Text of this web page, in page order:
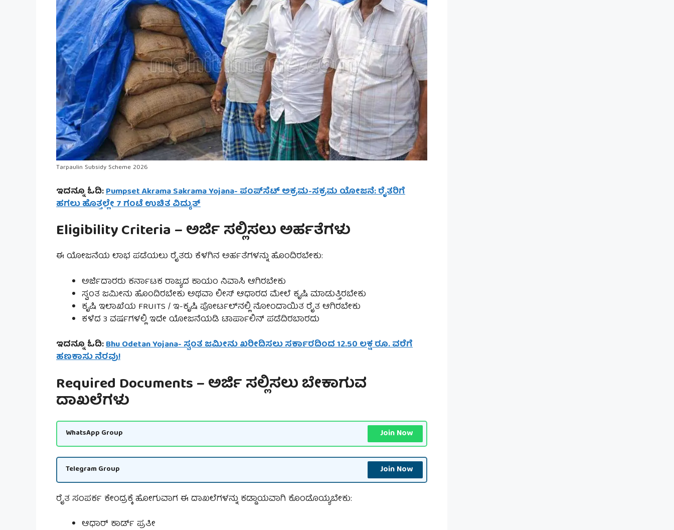
Tarpaulin Subsidy Scheme 2026
ಇದನ್ನೂ ಓದಿ:Pumpset Akrama Sakrama Yojana- ಪಂಪ್‌ಸೆಟ್ ಅಕ್ರಮ-ಸಕ್ರಮ ಯೋಜನೆ: ರೈತರಿಗೆ
ಹಗಲು ಹೊತ್ತಲ್ಲೇ 7 ಗಂಟೆ ಉಚಿತ ವಿದ್ಯುತ್
Eligibility Criteria – ಅರ್ಜಿ ಸಲ್ಲಿಸಲು ಅರ್ಹತೆಗಳು
ಈ ಯೋಜನೆಯ ಲಾಭ ಪಡೆಯಲು ರೈತರು ಕೆಳಗಿನ ಅರ್ಹತೆಗಳನ್ನು ಹೊಂದಿರಬೇಕು:
ಅರ್ಜಿದಾರರು ಕರ್ನಾಟಕ ರಾಜ್ಯದ ಕಾಯಂ ನಿವಾಸಿ ಆಗಿರಬೇಕು
ಸ್ವಂತ ಜಮೀನು ಹೊಂದಿರಬೇಕು ಅಥವಾ ಲೀಸ್ ಆಧಾರದ ಮೇಲೆ ಕೃಷಿ ಮಾಡುತ್ತಿರಬೇಕು
ಕೃಷಿ ಇಲಾಖೆಯ FRUITS / ಇ-ಕೃಷಿ ಪೋರ್ಟಲ್‌ನಲ್ಲಿ ನೋಂದಾಯಿತ ರೈತ ಆಗಿರಬೇಕು
ಕಳೆದ 3 ವರ್ಷಗಳಲ್ಲಿ ಇದೇ ಯೋಜನೆಯಡಿ ಟಾರ್ಪಾಲಿನ್ ಪಡೆದಿರಬಾರದು
ಇದನ್ನೂ ಓದಿ:Bhu Odetan Yojana- ಸ್ವಂತ ಜಮೀನು ಖರೀದಿಸಲು ಸರ್ಕಾರದಿಂದ 12.50 ಲಕ್ಷ ರೂ. ವರೆಗೆ
ಹಣಕಾಸು ನೆರವು!
Required Documents – ಅರ್ಜಿ ಸಲ್ಲಿಸಲು ಬೇಕಾಗುವ
ದಾಖಲೆಗಳು
WhatsApp Group Join Now
Telegram Group Join Now
ರೈತ ಸಂಪರ್ಕ ಕೇಂದ್ರಕ್ಕೆ ಹೋಗುವಾಗ ಈ ದಾಖಲೆಗಳನ್ನು ಕಡ್ಡಾಯವಾಗಿ ಕೊಂಡೊಯ್ಯಬೇಕು:
ಆಧಾರ್ ಕಾರ್ಡ್ ಪ್ರತೀ